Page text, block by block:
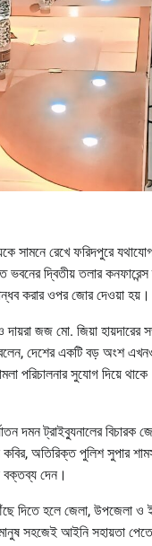
সামনে রেখে ফরিদপুরে
দ্বিতীয় তলার
করার ওপর জোর দেওয়া হয়।
দায়রা জজ মো. জিয়া
দেশের একটি বড় অংশ এখনও
পরিচালনার সুযোগ দিয়ে
দমন ট্রাইব্যুনালের
কবির, অতিরিক্ত পুলিশ
বক্তব্য দেন।
দিতে হলে জেলা, উপজেলা
সহজেই আইনি সহায়তা